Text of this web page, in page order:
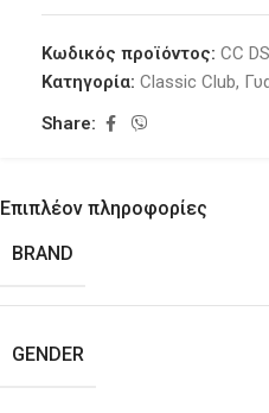
Κωδικός προϊόντος: CC
Κατηγορία: Classic Club,
Share:
Επιπλέον πληροφορίες
BRAND
GENDER